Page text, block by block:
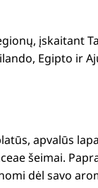
įskaitant
Egipto ir
apvalūs
šeimai.
dėl savo